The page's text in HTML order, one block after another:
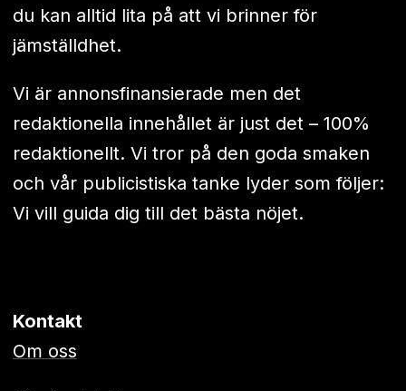
du kan alltid lita på att vi brinner för
jämställdhet.
Vi är annonsfinansierade men det
redaktionella innehållet är just det – 100%
redaktionellt. Vi tror på den goda smaken
och vår publicistiska tanke lyder som följer:
Vi vill guida dig till det bästa nöjet.
Kontakt
Om oss